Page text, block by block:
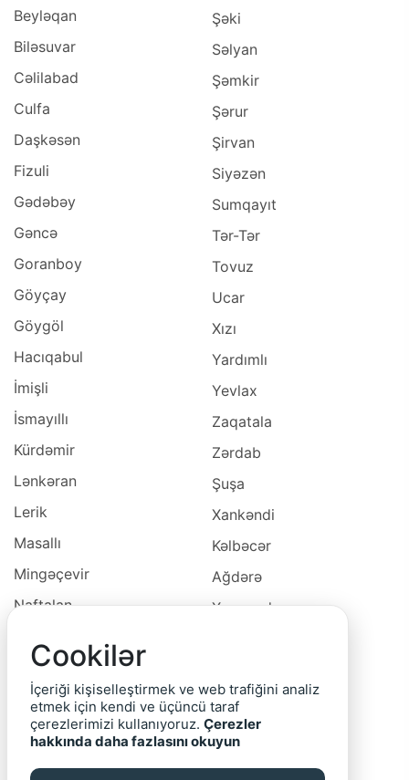
Beyləqan
Biləsuvar
Cəlilabad
Culfa
Daşkəsən
Fizuli
Gədəbəy
Gəncə
Goranboy
Göyçay
Göygöl
Hacıqabul
İmişli
İsmayıllı
Kürdəmir
Lənkəran
Lerik
Masallı
Mingəçevir
Naftalan
Neftçala
Oğuz
Ordubad
Şəki
Səlyan
Şəmkir
Şərur
Şirvan
Siyəzən
Sumqayıt
Tər-Tər
Tovuz
Ucar
Xızı
Yardımlı
Yevlax
Zaqatala
Zərdab
Şuşa
Xankəndi
Kəlbəcər
Ağdərə
Xocavəd
Cəbrayıl
Qubadlı
Cookilər
İçeriği kişiselleştirmek ve web trafiğini analiz
etmek için kendi ve üçüncü taraf
çerezlerimizi kullanıyoruz. Çerezler
hakkında daha fazlasını okuyun